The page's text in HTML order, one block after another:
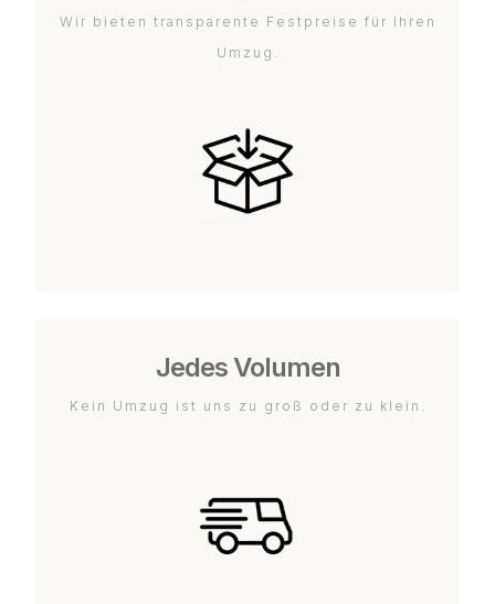
Wir bieten transparente Festpreise für Ihren
Umzug.
Jedes Volumen
Kein Umzug ist uns zu groß oder zu klein.